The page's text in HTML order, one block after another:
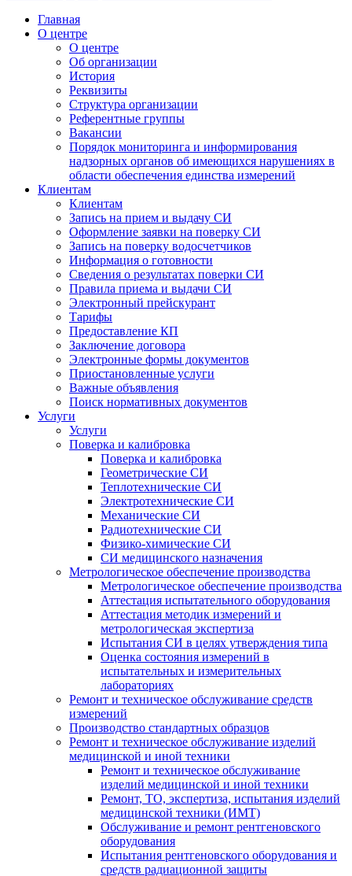
Главная
О центре
О центре
Об организации
История
Реквизиты
Структура организации
Референтные группы
Вакансии
Порядок мониторинга и информирования
надзорных органов об имеющихся нарушениях в
области обеспечения единства измерений
Клиентам
Клиентам
Запись на прием и выдачу СИ
Оформление заявки на поверку СИ
Запись на поверку водосчетчиков
Информация о готовности
Сведения о результатах поверки СИ
Правила приема и выдачи СИ
Электронный прейскурант
Тарифы
Предоставление КП
Заключение договора
Электронные формы документов
Приостановленные услуги
Важные объявления
Поиск нормативных документов
Услуги
Услуги
Поверка и калибровка
Поверка и калибровка
Геометрические СИ
Теплотехнические СИ
Электротехнические СИ
Механические СИ
Радиотехнические СИ
Физико-химические СИ
СИ медицинского назначения
Метрологическое обеспечение производства
Метрологическое обеспечение производства
Аттестация испытательного оборудования
Аттестация методик измерений и
метрологическая экспертиза
Испытания СИ в целях утверждения типа
Оценка состояния измерений в
испытательных и измерительных
лабораториях
Ремонт и техническое обслуживание средств
измерений
Производство стандартных образцов
Ремонт и техническое обслуживание изделий
медицинской и иной техники
Ремонт и техническое обслуживание
изделий медицинской и иной техники
Ремонт, ТО, экспертиза, испытания изделий
медицинской техники (ИМТ)
Обслуживание и ремонт рентгеновского
оборудования
Испытания рентгеновского оборудования и
средств радиационной защиты